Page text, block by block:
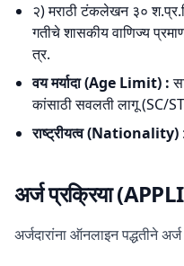
२) मराठी टंकलेखन ३०
गतीचे शासकीय वाणिज्य
त्र.
वय मर्यादा (Age Limit) :
कांसाठी सवलती लागू (SC/
राष्ट्रीयत्व (Nationality)
अर्ज प्रक्रिया
अर्जदारांना ऑनलाइन पद्धतीने